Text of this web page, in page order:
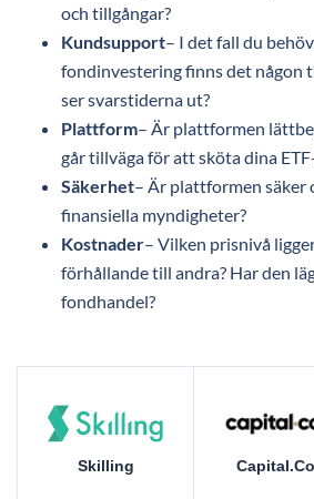
och tillgångar?
Kundsupport– I det fall du
fondinvestering finns det någon
ser svarstiderna ut?
Plattform– Är plattformen
går tillväga för att sköta dina
Säkerhet– Är plattformen säker
finansiella myndigheter?
Kostnader– Vilken prisnivå
förhållande till andra? Har den
fondhandel?
Skilling